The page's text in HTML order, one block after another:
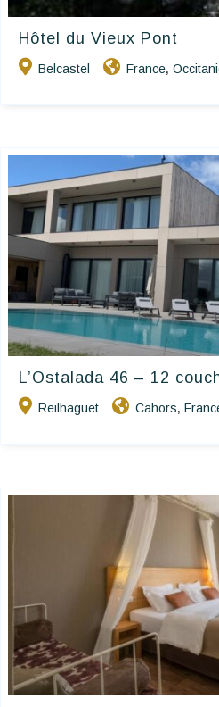
Hôtel du Vieux Pont
Belcastel France,
L’Ostalada 46 – 12
Reilhaguet Cahors,